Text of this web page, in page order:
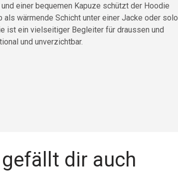
einer bequemen Kapuze schützt der Hoodie
als wärmende Schicht unter einer Jacke oder solo
ist ein vielseitiger Begleiter für draussen und
und unverzichtbar.
dir auch